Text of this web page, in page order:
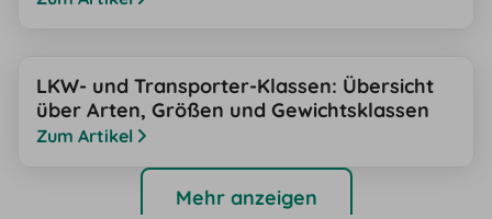
LKW- und Transporter-Klassen: Übersicht
über Arten, Größen und Gewichtsklassen
Zum Artikel
Mehr anzeigen